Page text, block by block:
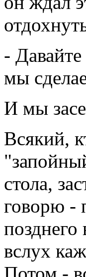
-
мы
И мы
Всякий,
стола,
говорю -
позднего
вслух